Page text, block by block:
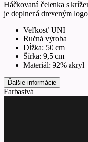
Háčkovaná čelenka s
je doplnená dreveným
Veľkosť UNI
Ručná výroba
Dĺžka: 50 cm
Šírka: 9,5 cm
Materiál: 92% akryl
Ďalšie informácie
Farbasivá